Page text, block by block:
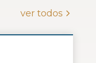
ver todos